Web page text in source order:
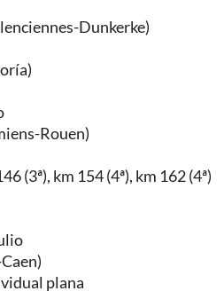
Dunkerke)
Rouen)
(3ª), km 154 (4ª), km 162 (4ª)
plana